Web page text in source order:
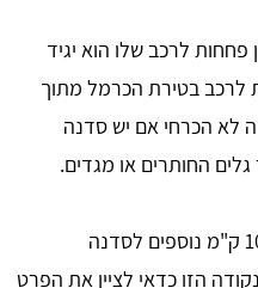
לרכב שלו הוא יגיד
לרכב בטירת הכרמל מתוך
לא הכרחי אם יש סדנה
החותרים או מגדים.
אם זהו המצב זה בסדר לנסוע כ-10 ק"מ נוספים לסדנה
הזו כדאי לציין את הפרט